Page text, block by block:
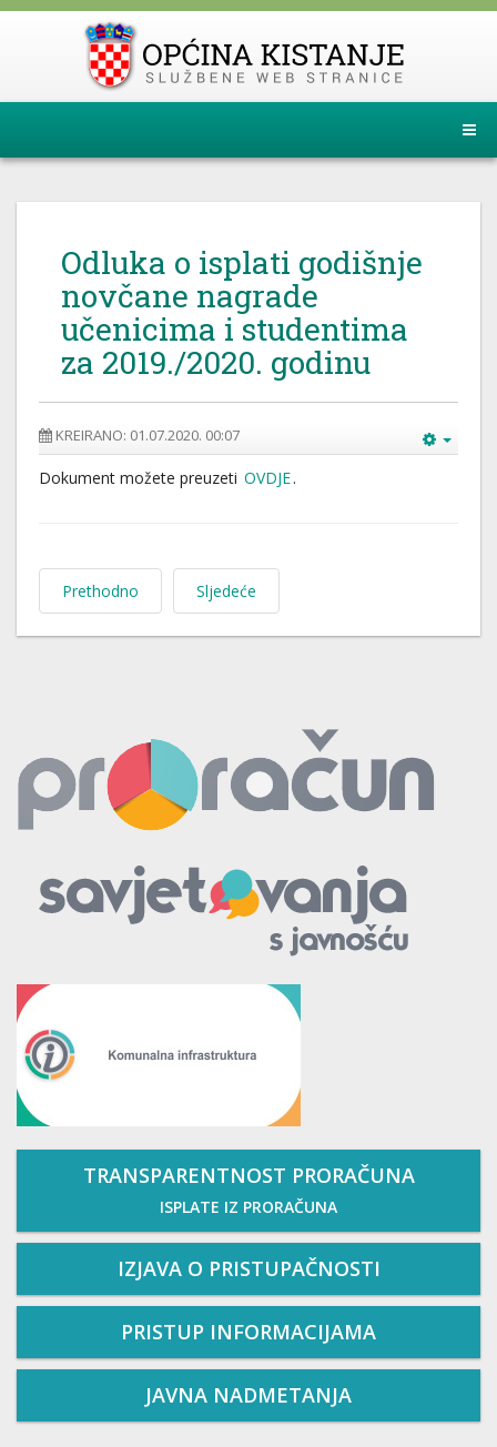
Odluka o isplati godišnje
novčane nagrade
učenicima i studentima
za 2019./2020. godinu
KREIRANO: 01.07.2020. 00:07
Dokument možete preuzeti OVDJE.
Prethodno Sljedeće
TRANSPARENTNOST PRORAČUNA
ISPLATE IZ PRORAČUNA
IZJAVA O PRISTUPAČNOSTI
PRISTUP INFORMACIJAMA
JAVNA NADMETANJA